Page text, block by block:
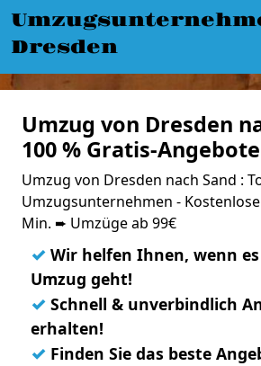
Dresden
Umzug von Dresden
100 % Gratis-Angebote
Umzug von Dresden nach Sand :
Umzugsunternehmen -
Min. ➨ Umzüge ab 99€
✓ Wir helfen Ihnen, wenn
Umzug geht!
✓ Schnell & unverbindlich
erhalten!
✓ Finden Sie das beste